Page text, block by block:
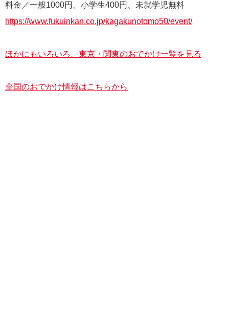
料金／一般1000円、小学生400円、未就学児無料
https://www.fukuinkan.co.jp/kagakunotomo50/event/
ほかにもいろいろ。東京・関東のおでかけ一覧を見る
全国のおでかけ情報はこちらから